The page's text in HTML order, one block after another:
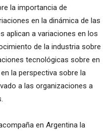
la importancia de
en la dinámica de las
aplican a variaciones en los
de la industria sobre
tecnológicas sobre en
la perspectiva sobre la
a las organizaciones a
en Argentina la